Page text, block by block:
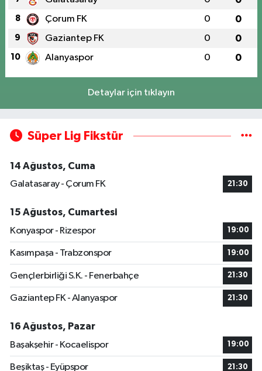
8 Çorum FK 0 0
9 Gaziantep FK 0 0
10 Alanyaspor 0 0
Detaylar için tıklayın
Süper Lig Fikstür
14 Ağustos, Cuma
Galatasaray - Çorum FK
21:30
15 Ağustos, Cumartesi
Konyaspor - Rizespor
19:00
Kasımpaşa - Trabzonspor 19:00
Gençlerbirliği S.K. - Fenerbahçe 21:30
Gaziantep FK - Alanyaspor 21:30
16 Ağustos, Pazar
Başakşehir - Kocaelispor
19:00
Beşiktaş - Eyüpspor 21:30